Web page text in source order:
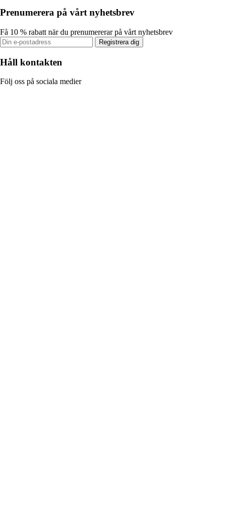
Prenumerera på vårt nyhetsbrev
Få 10 % rabatt när du prenumererar på vårt nyhetsbrev
Registrera dig
Håll kontakten
Följ oss på sociala medier